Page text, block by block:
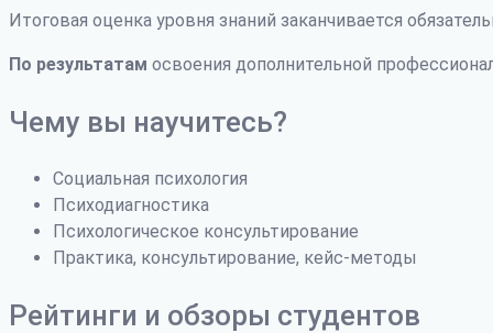
Итоговая оценка уровня знаний заканчивается
По результатам освоения дополнительной
Чему вы научитесь?
Социальная психология
Психодиагностика
Психологическое консультирование
Практика, консультирование, кейс-методы
Рейтинги и обзоры студентов